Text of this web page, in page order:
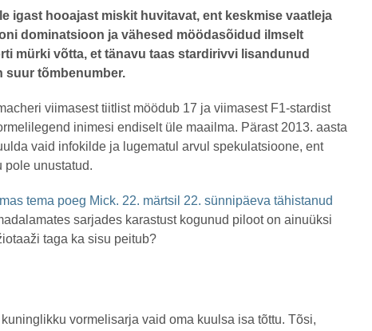
igast hooajast miskit huvitavat, ent keskmise vaatleja
dominatsioon ja vähesed möödasõidud ilmselt
mürki võtta, et tänavu taas stardirivvi lisandunud
suur tõmbenumber.
viimasest tiitlist möödub 17 ja viimasest F1-stardist
inimesi endiselt üle maailma. Pärast 2013. aasta
vaid infokilde ja lugematul arvul spekulatsioone, ent
pole unustatud.
tema poeg Mick. 22. märtsil 22. sünnipäeva tähistanud
sarjades karastust kogunud piloot on ainuüksi
taga ka sisu peitub?
vormelisarja vaid oma kuulsa isa tõttu. Tõsi,